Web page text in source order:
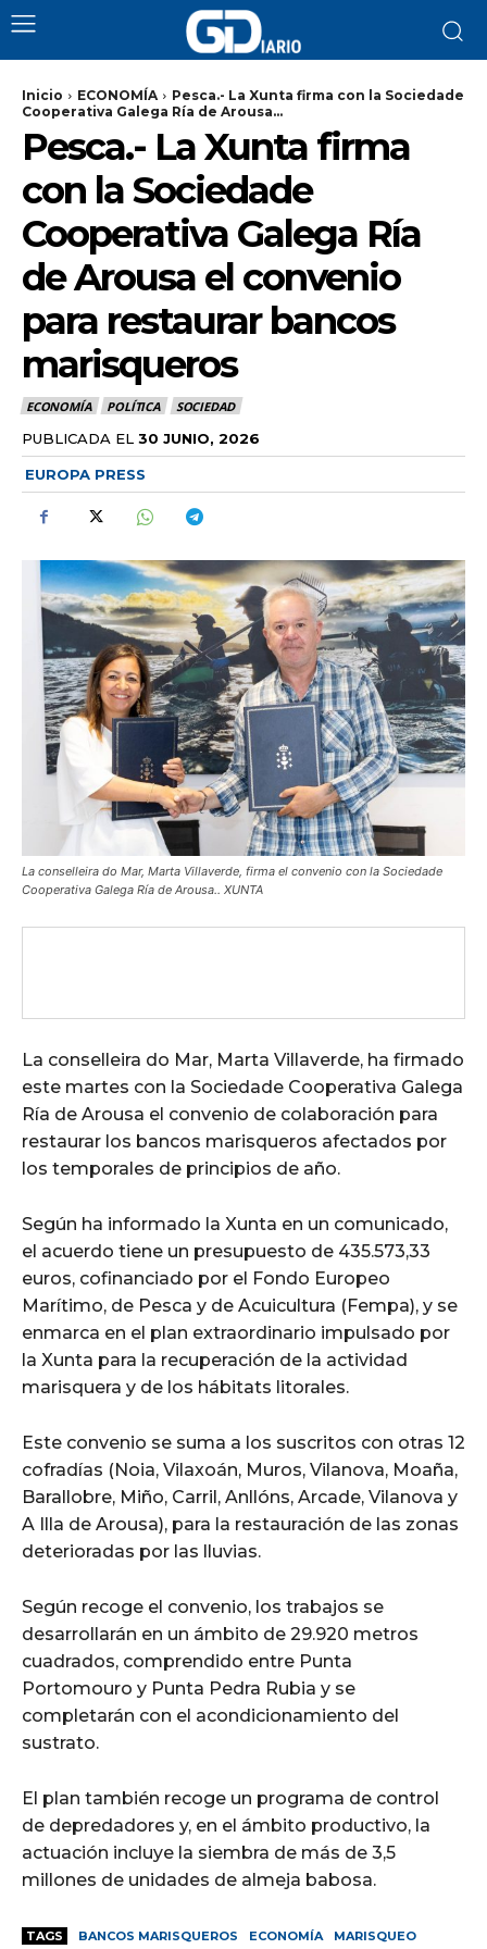
Inicio ECONOMÍA
Pesca.- La Xunta firma con la Sociedade
Cooperativa Galega Ría de Arousa...
Pesca.- La Xunta firma
con la Sociedade
Cooperativa Galega Ría
de Arousa el convenio
para restaurar bancos
marisqueros
ECONOMÍA POLÍTICA SOCIEDAD
PUBLICADA EL 30 JUNIO, 2026
EUROPA PRESS
La conselleira do Mar, Marta Villaverde, firma el convenio con la Sociedade
Cooperativa Galega Ría de Arousa.. XUNTA
La conselleira do Mar, Marta Villaverde, ha firmado
este martes con la Sociedade Cooperativa Galega
Ría de Arousa el convenio de colaboración para
restaurar los bancos marisqueros afectados por
los temporales de principios de año.
Según ha informado la Xunta en un comunicado,
el acuerdo tiene un presupuesto de 435.573,33
euros, cofinanciado por el Fondo Europeo
Marítimo, de Pesca y de Acuicultura (Fempa), y se
enmarca en el plan extraordinario impulsado por
la Xunta para la recuperación de la actividad
marisquera y de los hábitats litorales.
Este convenio se suma a los suscritos con otras 12
cofradías (Noia, Vilaxoán, Muros, Vilanova, Moaña,
Barallobre, Miño, Carril, Anllóns, Arcade, Vilanova y
A Illa de Arousa), para la restauración de las zonas
deterioradas por las lluvias.
Según recoge el convenio, los trabajos se
desarrollarán en un ámbito de 29.920 metros
cuadrados, comprendido entre Punta
Portomouro y Punta Pedra Rubia y se
completarán con el acondicionamiento del
sustrato.
El plan también recoge un programa de control
de depredadores y, en el ámbito productivo, la
actuación incluye la siembra de más de 3,5
millones de unidades de almeja babosa.
TAGS BANCOS MARISQUEROS ECONOMÍA MARISQUEO